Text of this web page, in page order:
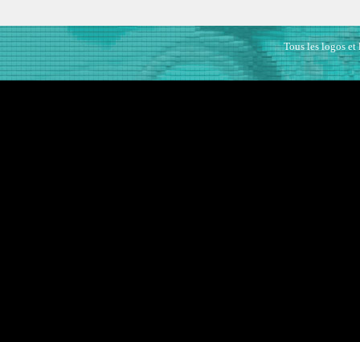
Tous les logos et